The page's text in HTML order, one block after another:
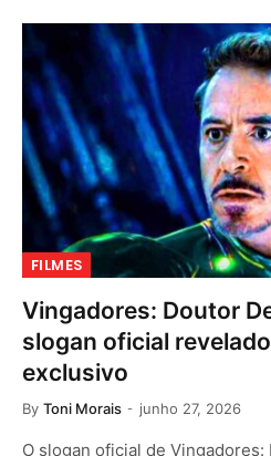
FILMES
Vingadores: Doutor
slogan oficial
exclusivo
By Toni Morais junho 27, 2026
O slogan oficial de